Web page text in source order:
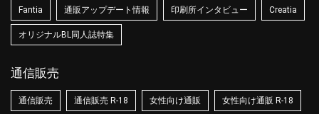
Fantia 通販アップデート情報 印刷所インタビュー Creatia
オリジナルBL同人誌特集
通信販売
通信販売 通信販売 R-18 女性向け通販 女性向け通販 R-18